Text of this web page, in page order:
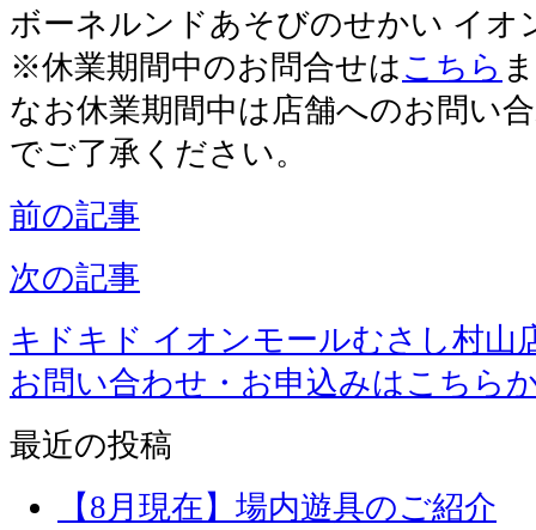
ボーネルンドあそびのせかい イオ
※休業期間中のお問合せは こちら
なお休業期間中は店舗へのお問い
でご了承ください。
前の記事
次の記事
キドキド イオンモールむさし村山
お問い合わせ・お申込みはこちら
最近の投稿
【8月現在】場内遊具のご紹介